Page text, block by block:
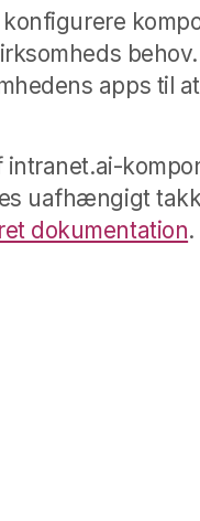
apps til
intranet.ai-
uafhængigt
dokumentation.